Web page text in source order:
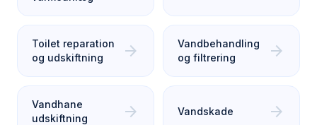
Toilet reparation
og udskiftning
arrow_forward
Vandbehandling
og filtrering
arrow_forward
Vandhane
udskiftning
arrow_forward Vandskade arrow_forward